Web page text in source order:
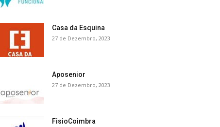
Casa da Esquina
27 de Dezembro, 2023
Aposenior
27 de Dezembro, 2023
FisioCoimbra